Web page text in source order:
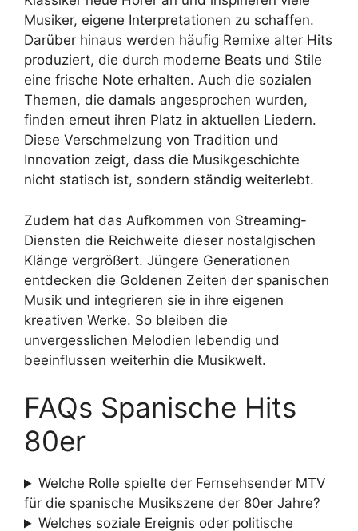
Musiker, eigene Interpretationen zu schaffen.
Darüber hinaus werden häufig Remixe alter Hits
produziert, die durch moderne Beats und Stile
eine frische Note erhalten. Auch die sozialen
Themen, die damals angesprochen wurden,
finden erneut ihren Platz in aktuellen Liedern.
Diese Verschmelzung von Tradition und
Innovation zeigt, dass die Musikgeschichte
nicht statisch ist, sondern ständig weiterlebt.
Zudem hat das Aufkommen von Streaming-
Diensten die Reichweite dieser nostalgischen
Klänge vergrößert. Jüngere Generationen
entdecken die Goldenen Zeiten der spanischen
Musik und integrieren sie in ihre eigenen
kreativen Werke. So bleiben die
unvergesslichen Melodien lebendig und
beeinflussen weiterhin die Musikwelt.
FAQs Spanische Hits
80er
Welche Rolle spielte der Fernsehsender MTV
für die spanische Musikszene der 80er Jahre?
Welches soziale Ereignis oder politische